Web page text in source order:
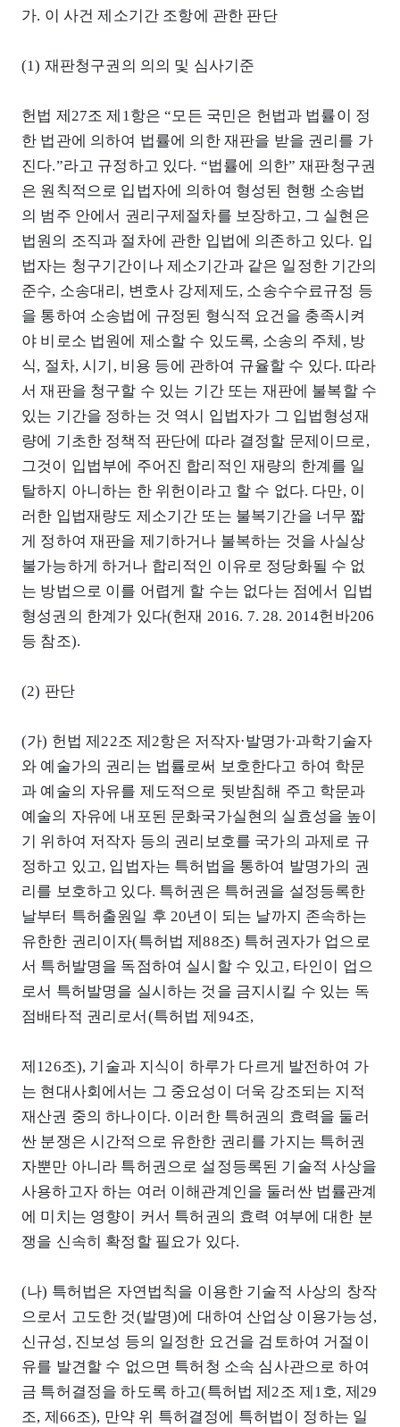
가. 이 사건 제소기간 조항에 관한 판단
(1) 재판청구권의 의의 및 심사기준
헌법 제27조 제1항은 “모든 국민은 헌법과 법률이 정
한 법관에 의하여 법률에 의한 재판을 받을 권리를 가
진다.”라고 규정하고 있다. “법률에 의한” 재판청구권
은 원칙적으로 입법자에 의하여 형성된 현행 소송법
의 범주 안에서 권리구제절차를 보장하고, 그 실현은
법원의 조직과 절차에 관한 입법에 의존하고 있다. 입
법자는 청구기간이나 제소기간과 같은 일정한 기간의
준수, 소송대리, 변호사 강제제도, 소송수수료규정 등
을 통하여 소송법에 규정된 형식적 요건을 충족시켜
야 비로소 법원에 제소할 수 있도록, 소송의 주체, 방
식, 절차, 시기, 비용 등에 관하여 규율할 수 있다. 따라
서 재판을 청구할 수 있는 기간 또는 재판에 불복할 수
있는 기간을 정하는 것 역시 입법자가 그 입법형성재
량에 기초한 정책적 판단에 따라 결정할 문제이므로,
그것이 입법부에 주어진 합리적인 재량의 한계를 일
탈하지 아니하는 한 위헌이라고 할 수 없다. 다만, 이
러한 입법재량도 제소기간 또는 불복기간을 너무 짧
게 정하여 재판을 제기하거나 불복하는 것을 사실상
불가능하게 하거나 합리적인 이유로 정당화될 수 없
는 방법으로 이를 어렵게 할 수는 없다는 점에서 입법
형성권의 한계가 있다(헌재 2016. 7. 28. 2014헌바206
등 참조).
(2) 판단
(가) 헌법 제22조 제2항은 저작자⋅발명가⋅과학기술자
와 예술가의 권리는 법률로써 보호한다고 하여 학문
과 예술의 자유를 제도적으로 뒷받침해 주고 학문과
예술의 자유에 내포된 문화국가실현의 실효성을 높이
기 위하여 저작자 등의 권리보호를 국가의 과제로 규
정하고 있고, 입법자는 특허법을 통하여 발명가의 권
리를 보호하고 있다. 특허권은 특허권을 설정등록한
날부터 특허출원일 후 20년이 되는 날까지 존속하는
유한한 권리이자(특허법 제88조) 특허권자가 업으로
서 특허발명을 독점하여 실시할 수 있고, 타인이 업으
로서 특허발명을 실시하는 것을 금지시킬 수 있는 독
점배타적 권리로서(특허법 제94조,
제126조), 기술과 지식이 하루가 다르게 발전하여 가
는 현대사회에서는 그 중요성이 더욱 강조되는 지적
재산권 중의 하나이다. 이러한 특허권의 효력을 둘러
싼 분쟁은 시간적으로 유한한 권리를 가지는 특허권
자뿐만 아니라 특허권으로 설정등록된 기술적 사상을
사용하고자 하는 여러 이해관계인을 둘러싼 법률관계
에 미치는 영향이 커서 특허권의 효력 여부에 대한 분
쟁을 신속히 확정할 필요가 있다.
(나) 특허법은 자연법칙을 이용한 기술적 사상의 창작
으로서 고도한 것(발명)에 대하여 산업상 이용가능성,
신규성, 진보성 등의 일정한 요건을 검토하여 거절이
유를 발견할 수 없으면 특허청 소속 심사관으로 하여
금 특허결정을 하도록 하고(특허법 제2조 제1호, 제29
조, 제66조), 만약 위 특허결정에 특허법이 정하는 일